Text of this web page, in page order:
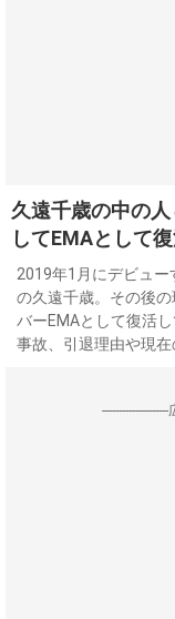
久遠千歳の中の
してEMAとして
2019年1月にデビュー
の久遠千歳。その後
バーEMAとして復活
事故、引退理由や現在